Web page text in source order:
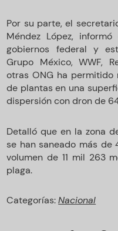
Por su parte, el
Méndez López,
gobiernos federal y
Grupo México, WWF,
otras ONG ha permitido
de plantas en una
dispersión con dron de
Detalló que en la zona
se han saneado más
volumen de 11 mil 263
plaga.
Categorías:Nacional